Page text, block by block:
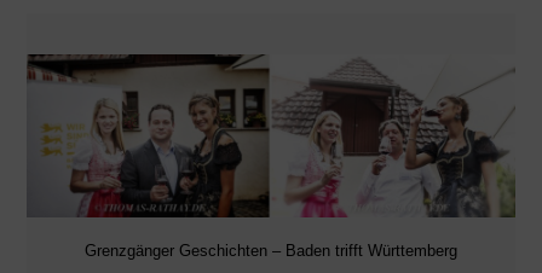
Grenzgänger Geschichten – Baden trifft Württemberg